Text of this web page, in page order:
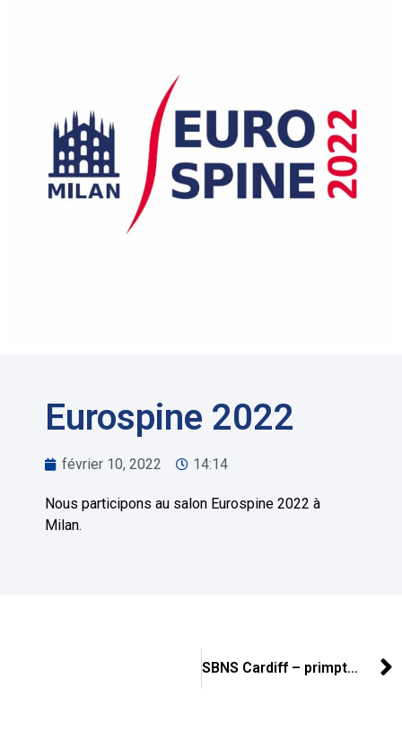
Eurospine 2022
février 10, 2022 14:14
Nous participons au salon Eurospine 2022 à
Milan.
SBNS Cardiff – primptemps 2022